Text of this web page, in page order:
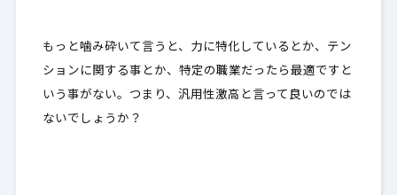
もっと噛み砕いて言うと、力に特化しているとか、テン
ションに関する事とか、 特定の職業だったら最適です と
いう事がない。つまり、 汎用性激高 と言って良いのでは
ないでしょうか？